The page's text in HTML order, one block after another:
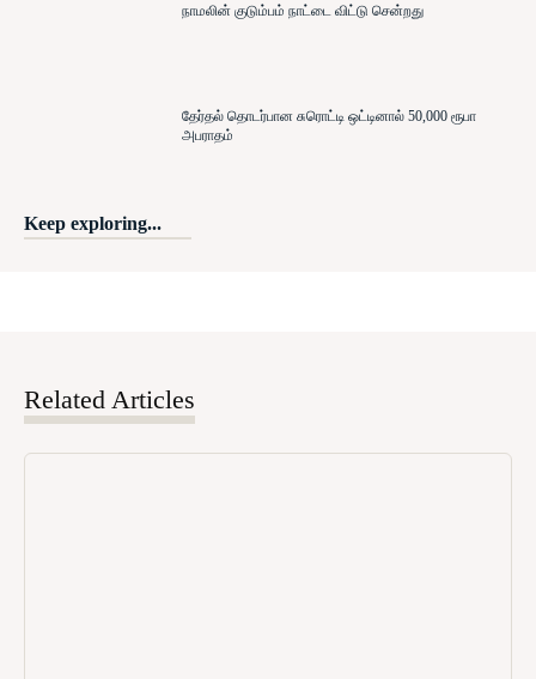
நாமலின் குடும்பம் நாட்டை விட்டு சென்றது
தேர்தல் தொடர்பான சுரொட்டி ஒட்டினால் 50,000 ரூபா
அபராதம்
Keep exploring...
Related Articles